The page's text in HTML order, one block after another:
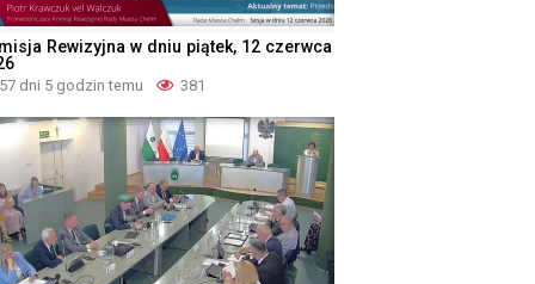
Rewizyjna w dniu piątek, 12 czerwca
57 dni 5 godzin temu 381